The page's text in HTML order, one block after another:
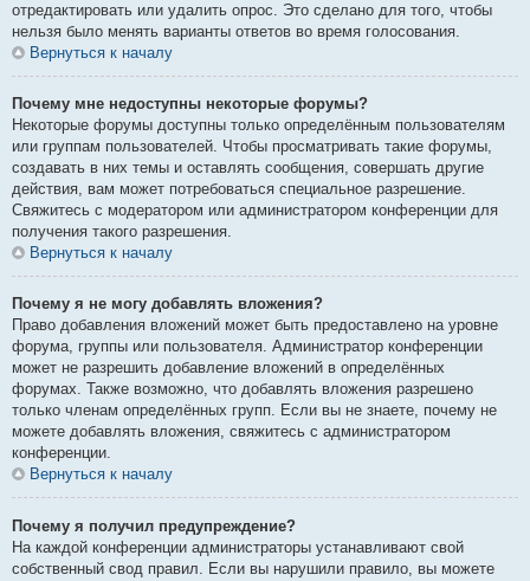
отредактировать или удалить опрос. Это сделано для того, чтобы
нельзя было менять варианты ответов во время голосования.
Вернуться к началу
Почему мне недоступны некоторые форумы?
Некоторые форумы доступны только определённым пользователям
или группам пользователей. Чтобы просматривать такие форумы,
создавать в них темы и оставлять сообщения, совершать другие
действия, вам может потребоваться специальное разрешение.
Свяжитесь с модератором или администратором конференции для
получения такого разрешения.
Вернуться к началу
Почему я не могу добавлять вложения?
Право добавления вложений может быть предоставлено на уровне
форума, группы или пользователя. Администратор конференции
может не разрешить добавление вложений в определённых
форумах. Также возможно, что добавлять вложения разрешено
только членам определённых групп. Если вы не знаете, почему не
можете добавлять вложения, свяжитесь с администратором
конференции.
Вернуться к началу
Почему я получил предупреждение?
На каждой конференции администраторы устанавливают свой
собственный свод правил. Если вы нарушили правило, вы можете